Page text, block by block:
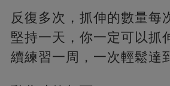
反復多次，抓伸的數量每
堅持一天，你一定可以抓
續練習一周，一次輕鬆達